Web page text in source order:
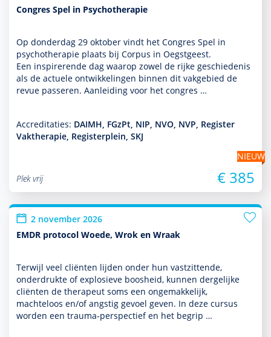
Congres Spel in Psychotherapie
Op donder­dag 29 oktober vindt het Congres Spel in
psycho­thera­pie plaats bij Corpus in Oegstgeest.
Een inspirerende dag waarop zowel de rijke geschiedenis
als de actuele ont­wikke­lingen binnen dit vakgebied de
revue passeren. Aanleiding voor het congres …
Accreditaties: DAIMH, FGzPt, NIP, NVO, NVP, Register
Vaktherapie, Registerplein, SKJ
NIEUW
Plek vrij
€ 385
2 november 2026
EMDR protocol Woede, Wrok en Wraak
Terwijl veel cliënten lijden onder hun vastzittende,
onderdrukte of explosieve boosheid, kunnen dergelijke
cliënten de thera­peut soms een ongemakkelijk,
machteloos en/of angstig gevoel geven. In deze cursus
worden een trauma-perspec­tief en het begrip …